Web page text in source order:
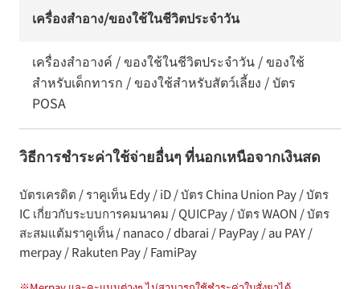
เครื่องสำอาง/ของใช้ในชีวิตประจำวัน
เครื่องสำอางค์ / ของใช้ในชีวิตประจำวัน / ของใช้
สำหรับเด็กทารก / ของใช้สำหรับสัตว์เลี้ยง / บัตร
POSA
วิธีการชำระค่าใช้จ่ายอื่นๆ ที่นอกเหนือจากเงินสด
บัตรเครดิต / ราคูเท็น Edy / iD / บัตร China Union Pay / บัตร
IC เกี่ยวกับระบบการคมนาคม / QUICPay / บัตร WAON / บัตร
สะสมแต้มราคูเท็น / nanaco / dbarai / PayPay / au PAY /
merpay / Rakuten Pay / FamiPay